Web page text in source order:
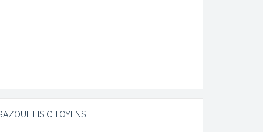
CITOYENS :